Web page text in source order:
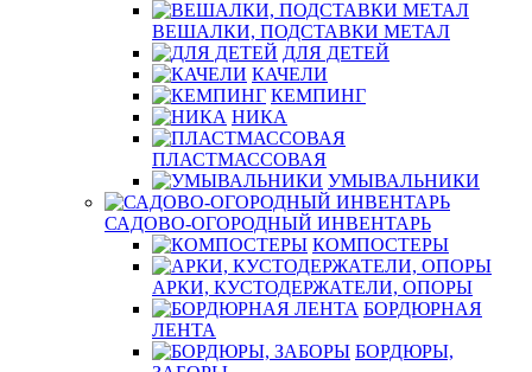
ВЕШАЛКИ, ПОДСТАВКИ МЕТАЛ
ДЛЯ ДЕТЕЙ
КАЧЕЛИ
КЕМПИНГ
НИКА
ПЛАСТМАССОВАЯ
УМЫВАЛЬНИКИ
САДОВО-ОГОРОДНЫЙ ИНВЕНТАРЬ
КОМПОСТЕРЫ
АРКИ, КУСТОДЕРЖАТЕЛИ, ОПОРЫ
БОРДЮРНАЯ
ЛЕНТА
БОРДЮРЫ,